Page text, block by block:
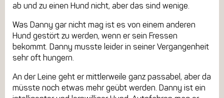
ab und zu einen Hund nicht, aber das sind wenige.
Was Danny gar nicht mag ist es von einem anderen
Hund gestört zu werden, wenn er sein Fressen
bekommt. Danny musste leider in seiner Vergangenheit
sehr oft hungern.
An der Leine geht er mittlerweile ganz passabel, aber da
müsste noch etwas mehr geübt werden. Danny ist ein